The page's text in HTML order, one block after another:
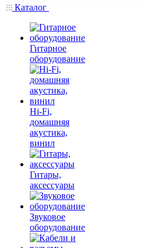
Каталог
Гитарное
оборудование
Hi-Fi,
домашняя
акустика,
винил
Гитары,
аксессуары
Звуковое
оборудование